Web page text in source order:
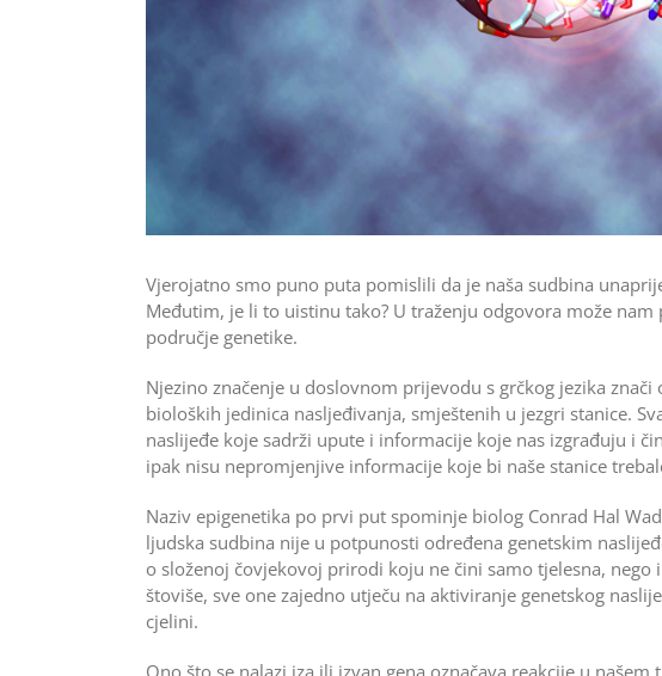
Vjerojatno smo puno puta pomislili da je naša sudbina
Međutim, je li to uistinu tako? U traženju odgovora može
područje ­genetike.
Njezino značenje u doslovnom prijevodu s grčkog jezika
bioloških jedinica nasljeđivanja, smještenih u jezgri stanice.
naslijeđe koje sadrži upute i informacije koje nas izgrađuju i
ipak nisu nepromjenjive informacije koje bi naše stanice
Naziv epigenetika po prvi put spominje biolog Conrad Hal
ljudska sudbina nije u potpunosti određena genetskim
o složenoj čovjekovoj prirodi koju ne čini samo tjelesna, nego
štoviše, sve one zajedno utječu na aktiviranje genetskog
cjelini.